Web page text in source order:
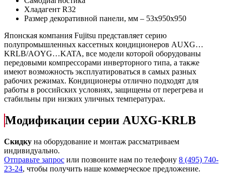
Хладагент R32
Размер декоративной панели, мм – 53х950х950
Японская компания Fujitsu представляет серию
полупромышленных кассетных кондиционеров AUXG…
KRLB/AOYG…KATA, все модели которой оборудованы
передовыми компрессорами инверторного типа, а также
имеют возможность эксплуатироваться в самых разных
рабочих режимах. Кондиционеры отлично подходят для
работы в российских условиях, защищены от перегрева и
стабильны при низких уличных температурах.
Модификации серии AUXG-KRLB
Скидку на оборудование и монтаж рассматриваем
индивидуально.
Отправьте запрос или позвоните нам по телефону 8 (495) 740-
23-24, чтобы получить наше коммерческое предложение.